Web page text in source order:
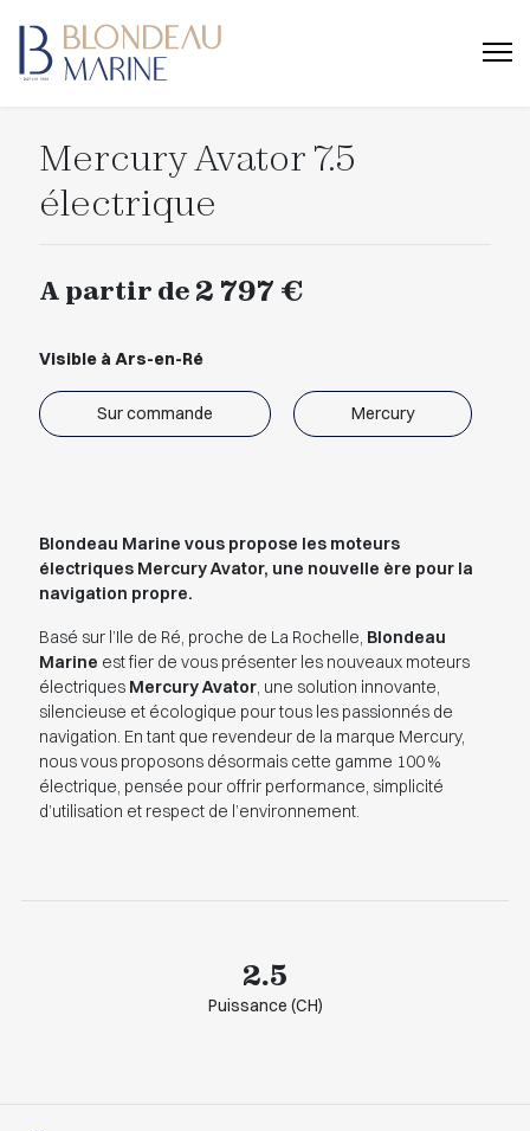
Mercury Avator 7.5
électrique
A partir de 2 797 €
Visible à Ars-en-Ré
Sur commande Mercury
Blondeau Marine vous propose les moteurs
électriques Mercury Avator, une nouvelle ère pour la
navigation propre.
Basé sur l’Ile de Ré, proche de La Rochelle, Blondeau
Marine est fier de vous présenter les nouveaux moteurs
électriques Mercury Avator, une solution innovante,
silencieuse et écologique pour tous les passionnés de
navigation. En tant que revendeur de la marque Mercury,
nous vous proposons désormais cette gamme 100 %
électrique, pensée pour offrir performance, simplicité
d’utilisation et respect de l’environnement.
2.5
Puissance (CH)